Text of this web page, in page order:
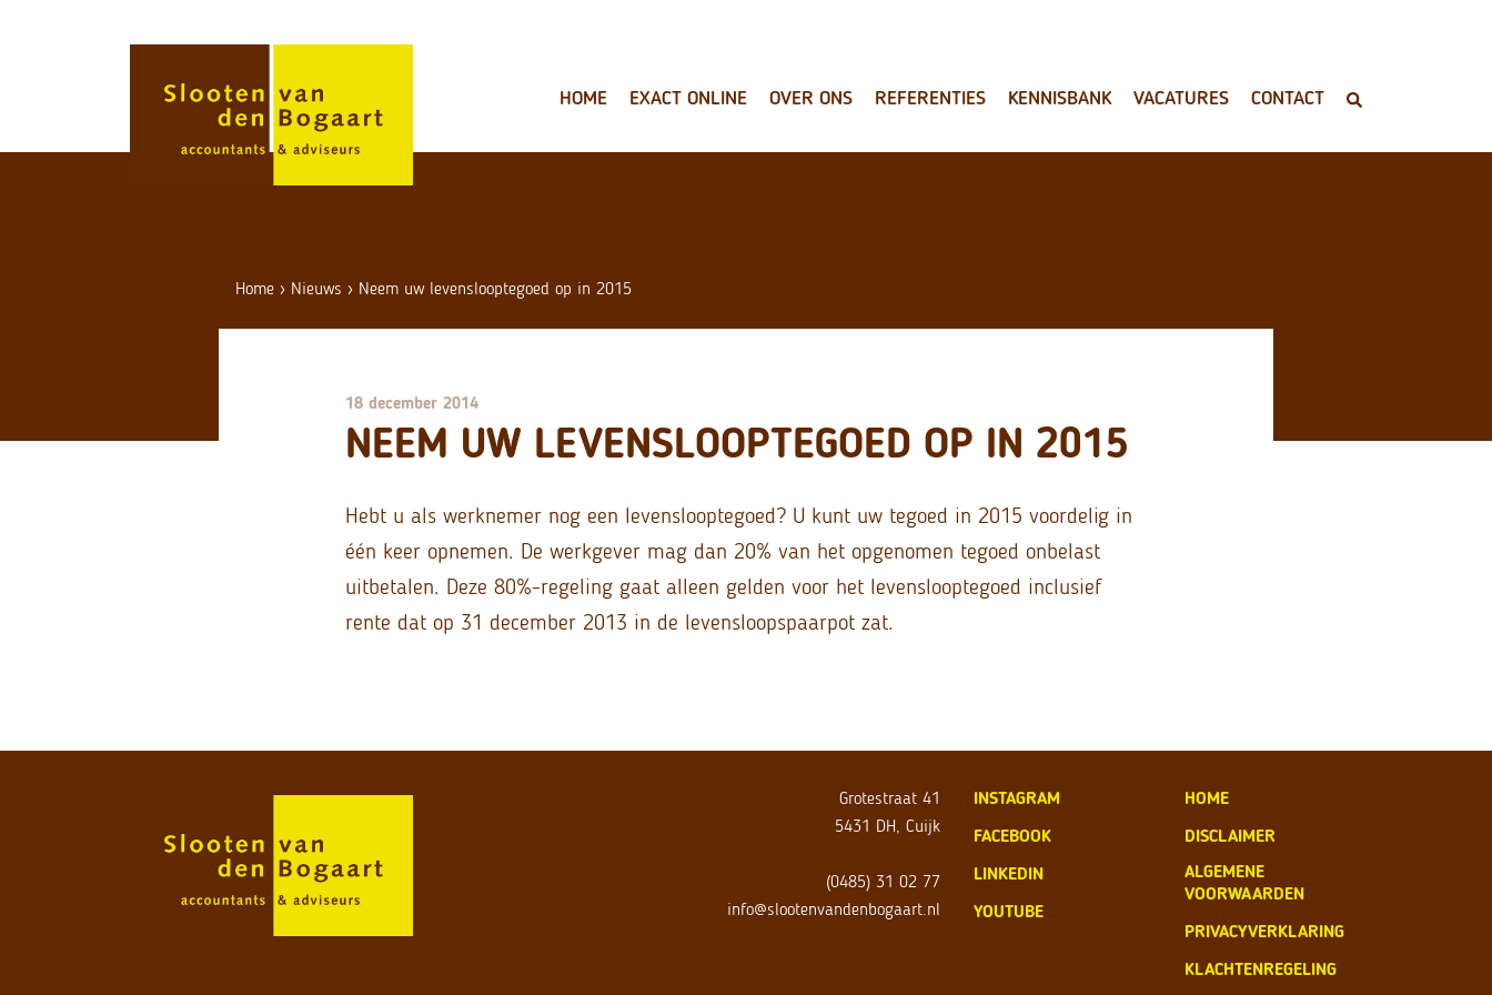
HOME EXACT ONLINE OVER ONS REFERENTIES KENNISBANK VACATURES CONTACT
Home › Nieuws › Neem uw levenslooptegoed op in 2015
18 december 2014
NEEM UW LEVENSLOOPTEGOED OP IN 2015
Hebt u als werknemer nog een levenslooptegoed? U kunt uw tegoed in 2015 voordelig in
één keer opnemen. De werkgever mag dan 20% van het opgenomen tegoed onbelast
uitbetalen. Deze 80%-regeling gaat alleen gelden voor het levenslooptegoed inclusief
rente dat op 31 december 2013 in de levensloopspaarpot zat.
Grotestraat 41
5431 DH, Cuijk
(0485) 31 02 77
info@slootenvandenbogaart.nl
INSTAGRAM
FACEBOOK
LINKEDIN
YOUTUBE
HOME
DISCLAIMER
ALGEMENE
VOORWAARDEN
PRIVACYVERKLARING
KLACHTENREGELING